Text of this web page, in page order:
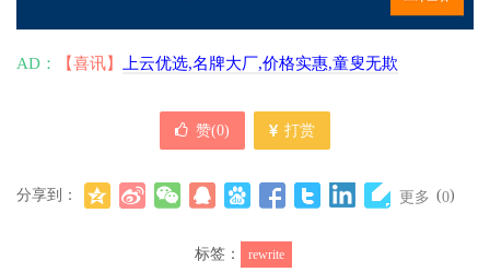
AD： 【喜讯】 上云优选,名牌大厂,价格实惠,童叟无欺
赞(0) 打赏
分享到： 更多 (0)
标签： rewrite